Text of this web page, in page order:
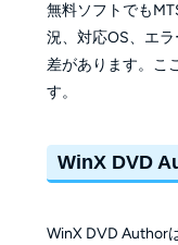
無料ソフトでも
況、対応OS、エ
差があります。こ
す。
WinX DVD
WinX DVD Author